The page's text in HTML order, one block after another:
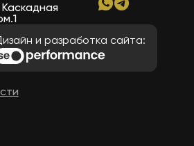
Каскадная
и разработка сайта: